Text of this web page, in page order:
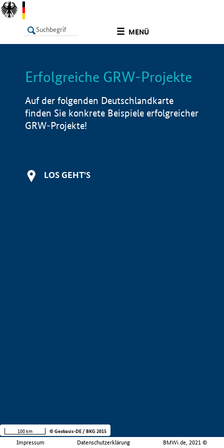
MENÜ
LISTE Info
Erfolgreiche GRW-Projekte
Auf der folgenden Deutschlandkarte
finden Sie konkrete Beispiele erfolgreicher
GRW-Projekte!
LOS GEHT'S
Impressum Datenschutzerklärung BMWi.de, 2021 ©
100 km © Geobasis-DE / BKG 2015